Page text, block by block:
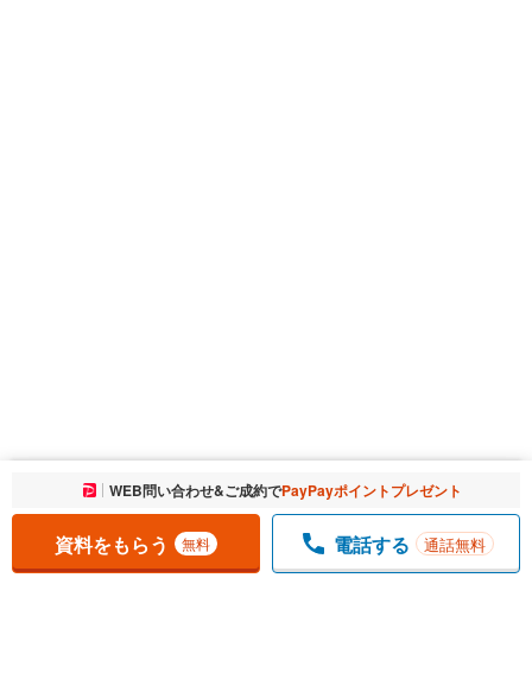
お気に入りに追加しました。 一覧を開く
WEB問い合わせ&ご成約でPayPayポイントプレゼント
資料をもらう 無料 電話する 通話無料